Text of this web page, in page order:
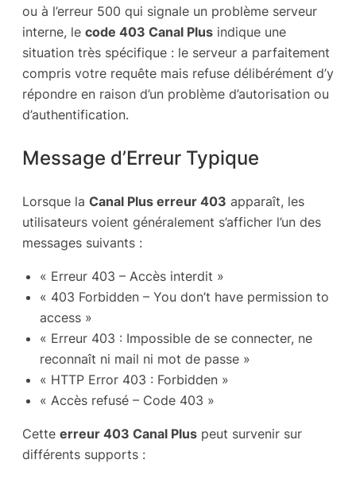
ou à l’erreur 500 qui signale un problème serveur
interne, le code 403 Canal Plus indique une
situation très spécifique : le serveur a parfaitement
compris votre requête mais refuse délibérément d’y
répondre en raison d’un problème d’autorisation ou
d’authentification.
Message d’Erreur Typique
Lorsque la Canal Plus erreur 403 apparaît, les
utilisateurs voient généralement s’afficher l’un des
messages suivants :
« Erreur 403 – Accès interdit »
« 403 Forbidden – You don’t have permission to
access »
« Erreur 403 : Impossible de se connecter, ne
reconnaît ni mail ni mot de passe »
« HTTP Error 403 : Forbidden »
« Accès refusé – Code 403 »
Cette erreur 403 Canal Plus peut survenir sur
différents supports :